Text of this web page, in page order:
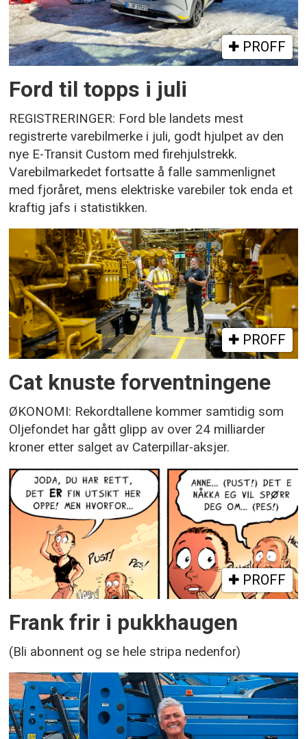
PROFF
Ford til topps i juli
REGISTRERINGER: Ford ble landets mest
registrerte varebilmerke i juli, godt hjulpet av den
nye E-Transit Custom med firehjulstrekk.
Varebilmarkedet fortsatte å falle sammenlignet
med fjoråret, mens elektriske varebiler tok enda et
kraftig jafs i statistikken.
PROFF
Cat knuste forventningene
ØKONOMI: Rekordtallene kommer samtidig som
Oljefondet har gått glipp av over 24 milliarder
kroner etter salget av Caterpillar-aksjer.
PROFF
Frank frir i pukkhaugen
(Bli abonnent og se hele stripa nedenfor)